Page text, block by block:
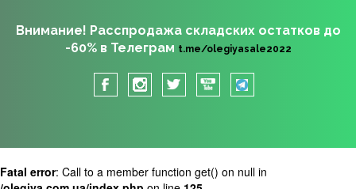
Внимание! Расспродажа складских остатков до
-60% в Телеграм t.me/olegiyasale2022
Fatal error: Call to a member function get() on null in